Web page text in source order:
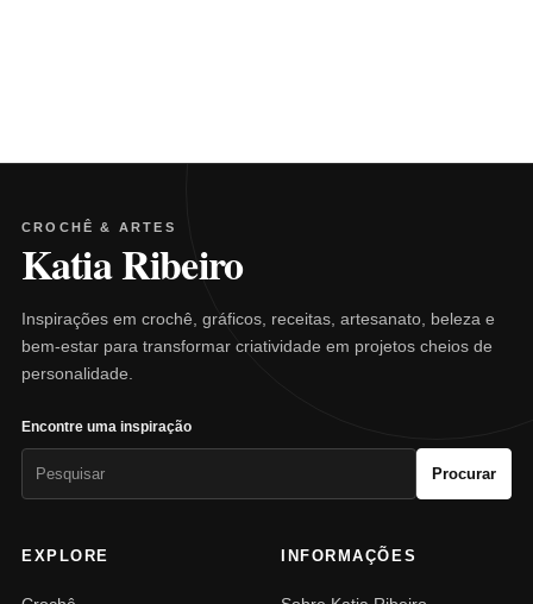
CROCHÊ & ARTES
Katia Ribeiro
Inspirações em crochê, gráficos, receitas, artesanato, beleza e
bem-estar para transformar criatividade em projetos cheios de
personalidade.
Encontre uma inspiração
Procurar
EXPLORE INFORMAÇÕES